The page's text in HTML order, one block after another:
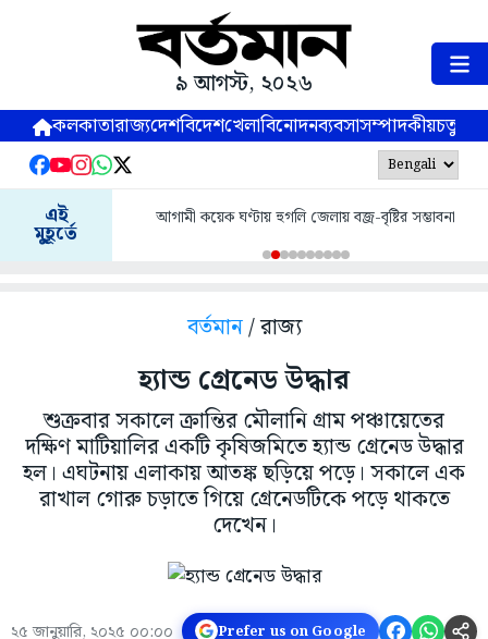
৯ আগস্ট, ২০২৬
কলকাতারাজ্যদেশবিদেশখেলাবিনোদনব্যবসাসম্পাদকীয়
এই
মুহূর্তে
আগামী কয়েক ঘণ্টায় হুগলি জেলায় বজ্র-বৃষ্টির সম্ভাবনা
বর্তমান/ রাজ্য
হ্যান্ড গ্রেনেড উদ্ধার
শুক্রবার সকালে ক্রান্তির মৌলানি গ্রাম পঞ্চায়েতের
দক্ষিণ মাটিয়ালির একটি কৃষিজমিতে হ্যান্ড গ্রেনেড উদ্ধার
হল। এঘটনায় এলাকায় আতঙ্ক ছড়িয়ে পড়ে। সকালে এক
রাখাল গোরু চড়াতে গিয়ে গ্রেনেডটিকে পড়ে থাকতে
দেখেন।
২৫ জানুয়ারি, ২০২৫ ০০:০০ Prefer us on Google